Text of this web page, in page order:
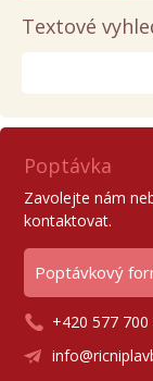
Textové
Poptávka
Zavolejte nám
kontaktovat.
Poptávkový
+420 577 700